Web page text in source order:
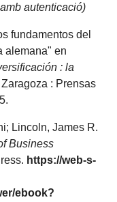
autenticació)
fundamentos del
alemana" en
: la
Zaragoza : Prensas
Lincoln, James R.
Business
https://web-s-
ebook?